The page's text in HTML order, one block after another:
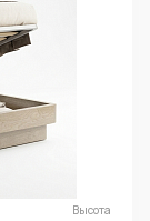
Высота